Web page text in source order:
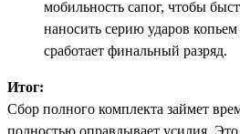
мобильность сапог, чтобы
наносить серию ударов
сработает финальный разряд.
Итог:
Сбор полного комплекта займет